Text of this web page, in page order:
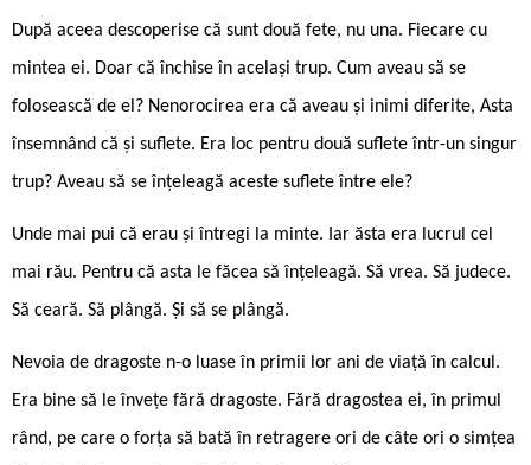
După aceea descoperise că sunt două fete, nu una. Fiecare cu
mintea ei. Doar că închise în același trup. Cum aveau să se
folosească de el? Nenorocirea era că aveau și inimi diferite, Asta
însemnând că și suflete. Era loc pentru două suflete într-un singur
trup? Aveau să se înțeleagă aceste suflete între ele?
Unde mai pui că erau și întregi la minte. Iar ăsta era lucrul cel
mai rău. Pentru că asta le făcea să înțeleagă. Să vrea. Să judece.
Să ceară. Să plângă. Și să se plângă.
Nevoia de dragoste n-o luase în primii lor ani de viață în calcul.
Era bine să le învețe fără dragoste. Fără dragostea ei, în primul
rând, pe care o forța să bată în retragere ori de câte ori o simțea